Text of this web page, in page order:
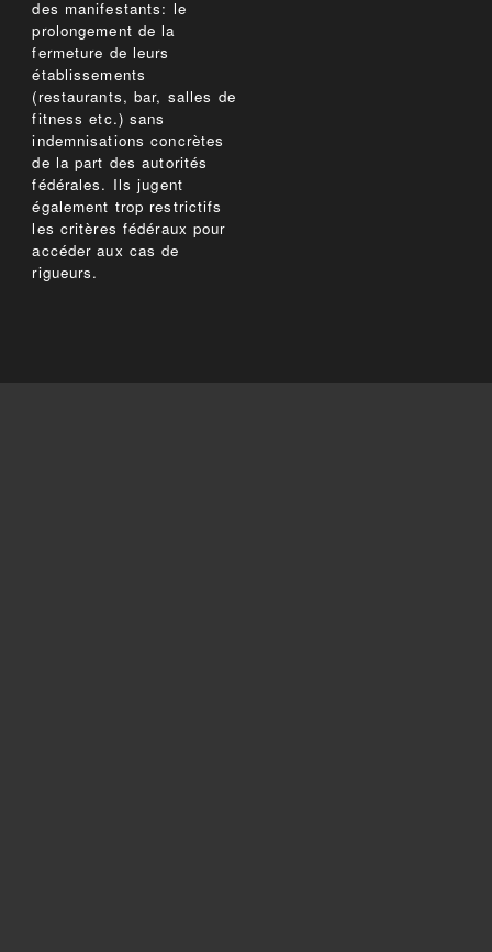
des manifestants: le
prolongement de la
fermeture de leurs
établissements
(restaurants, bar, salles de
fitness etc.) sans
indemnisations concrètes
de la part des autorités
fédérales. Ils jugent
également trop restrictifs
les critères fédéraux pour
accéder aux cas de
rigueurs.